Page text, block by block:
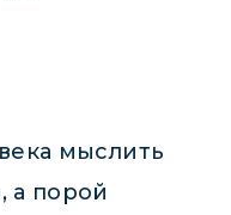
мыслить
а порой